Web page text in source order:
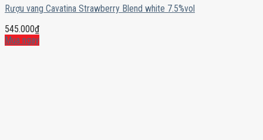
Rượu vang Cavatina Strawberry Blend white 7.5%vol
545.000₫
Mua ngay